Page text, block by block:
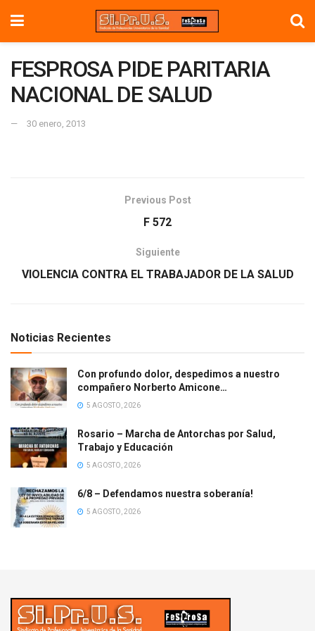
FESPROSA PIDE PARITARIA
NACIONAL DE SALUD
30 enero, 2013
Previous Post
F 572
Siguiente
VIOLENCIA CONTRA EL TRABAJADOR DE LA SALUD
Noticias Recientes
Con profundo dolor, despedimos a nuestro
compañero Norberto Amicone…
5 AGOSTO, 2026
Rosario – Marcha de Antorchas por Salud,
Trabajo y Educación
5 AGOSTO, 2026
6/8 – Defendamos nuestra soberanía!
5 AGOSTO, 2026